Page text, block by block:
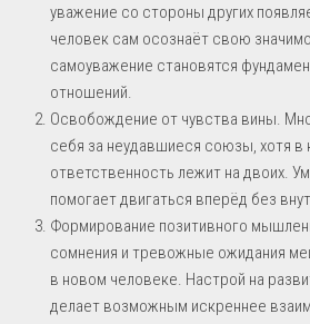
уважение со стороны других
человек сам осознаёт свою
самоуважение становятся
отношений.
Освобождение от чувства вины.
себя за неудавшиеся союзы, хотя в
ответственность лежит на двоих.
помогает двигаться вперёд без
Формирование позитивного
сомнения и тревожные ожидания
в новом человеке. Настрой на
делает возможным искреннее